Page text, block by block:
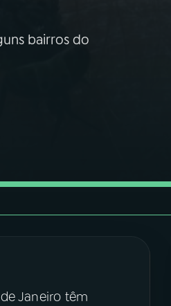
bairros do
Janeiro têm